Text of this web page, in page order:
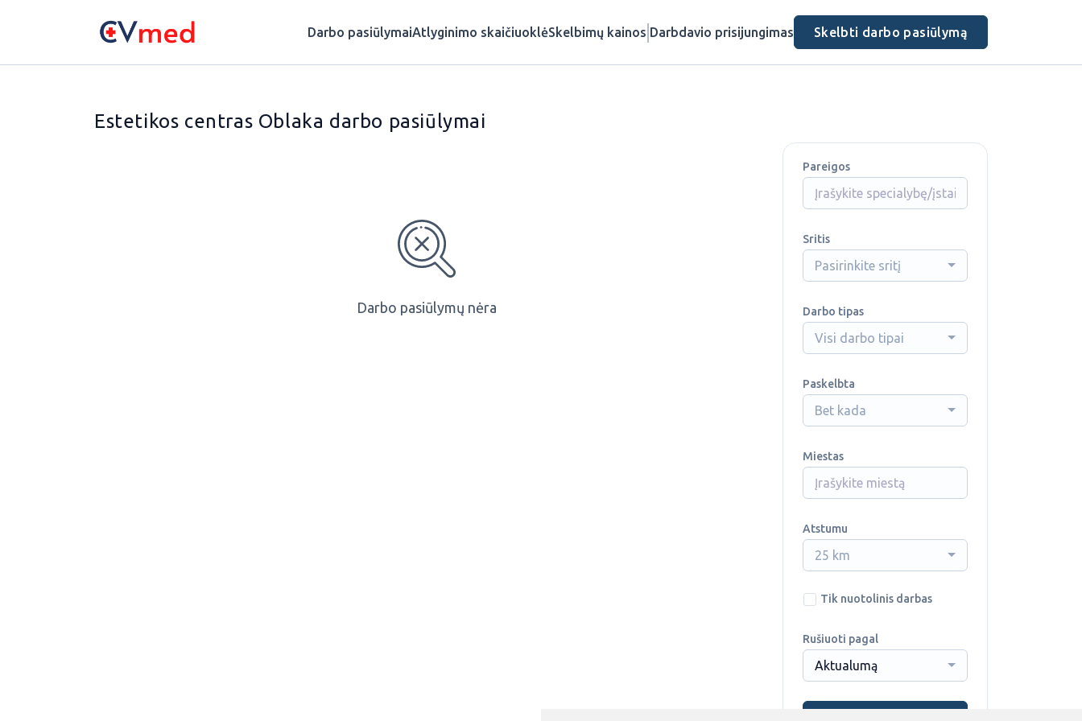
Darbo pasiūlymaiAtlyginimo skaičiuoklėSkelbimų kainos Darbdavio prisijungimas Skelbti darbo pasiūlymą
Estetikos centras Oblaka darbo pasiūlymai
Darbo pasiūlymų nėra
Pareigos
Sritis
Pasirinkite sritį
Darbo tipas
Visi darbo tipai
Paskelbta
Bet kada
Miestas
Atstumu
25 km
Tik nuotolinis darbas
Rušiuoti pagal
Aktualumą